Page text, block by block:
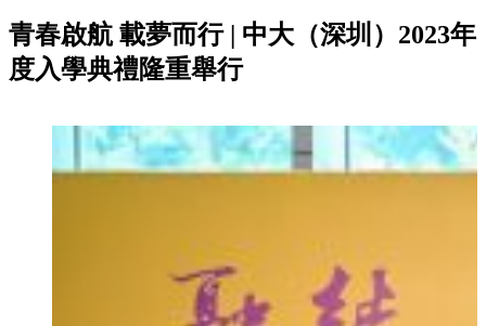
青春啟航 載夢而行 | 中大（深圳）2023年
度入學典禮隆重舉行